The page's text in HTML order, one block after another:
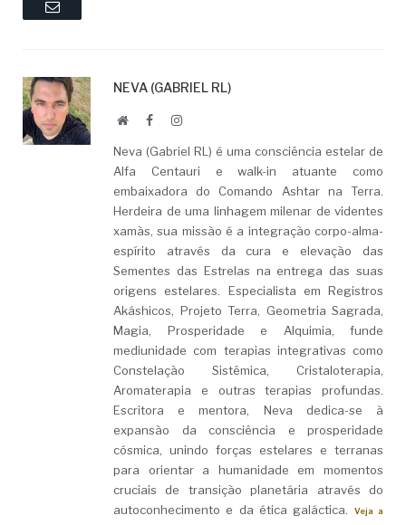
Email
NEVA (GABRIEL RL)
WebsiteFacebookLinkedIn
Neva (Gabriel RL) é uma consciência estelar de
Alfa Centauri e walk-in atuante como
embaixadora do Comando Ashtar na Terra.
Herdeira de uma linhagem milenar de videntes
xamãs, sua missão é a integração corpo-alma-
espírito através da cura e elevação das
Sementes das Estrelas na entrega das suas
origens estelares. Especialista em Registros
Akáshicos, Projeto Terra, Geometria Sagrada,
Magia, Prosperidade e Alquimia, funde
mediunidade com terapias integrativas como
Constelação Sistêmica, Cristaloterapia,
Aromaterapia e outras terapias profundas.
Escritora e mentora, Neva dedica-se à
expansão da consciência e prosperidade
cósmica, unindo forças estelares e terranas
para orientar a humanidade em momentos
cruciais de transição planetária através do
autoconhecimento e da ética galáctica.
Veja a